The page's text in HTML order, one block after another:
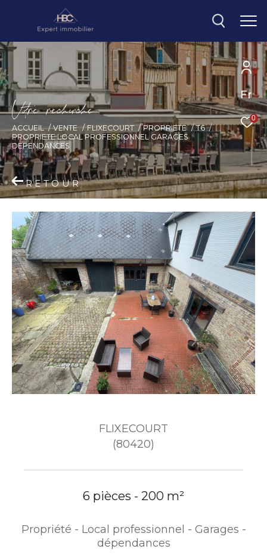
Fr
0
Vore recece
ACCUEIL VENTE FLIXECOURT PROPRIETE
T6
PROPRIETE LOCAL PROFESSIONNEL GARAGES
DEPENDANCES
RETOUR
FLIXECOURT
(80420)
6 pièces - 200 m²
Propriété - Local professionnel - Garages -
dépendances